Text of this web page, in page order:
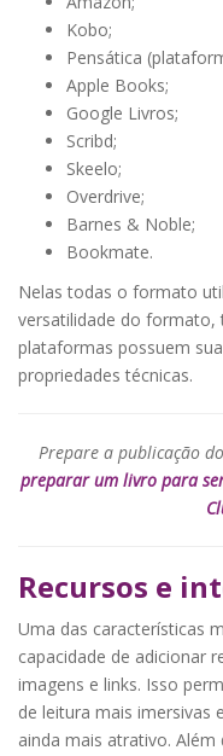
Kobo;
Pensática
Apple Books;
Google Livros;
Scribd;
Skeelo;
Overdrive;
Barnes & Noble;
Bookmate.
Nelas todas o formato
versatilidade do formato,
plataformas possuem
propriedades técnicas.
Prepare a publicação
preparar um livro para
Recursos e
Uma das características
capacidade de adicionar
imagens e links. Isso
de leitura mais imersivas
ainda mais atrativo. Além